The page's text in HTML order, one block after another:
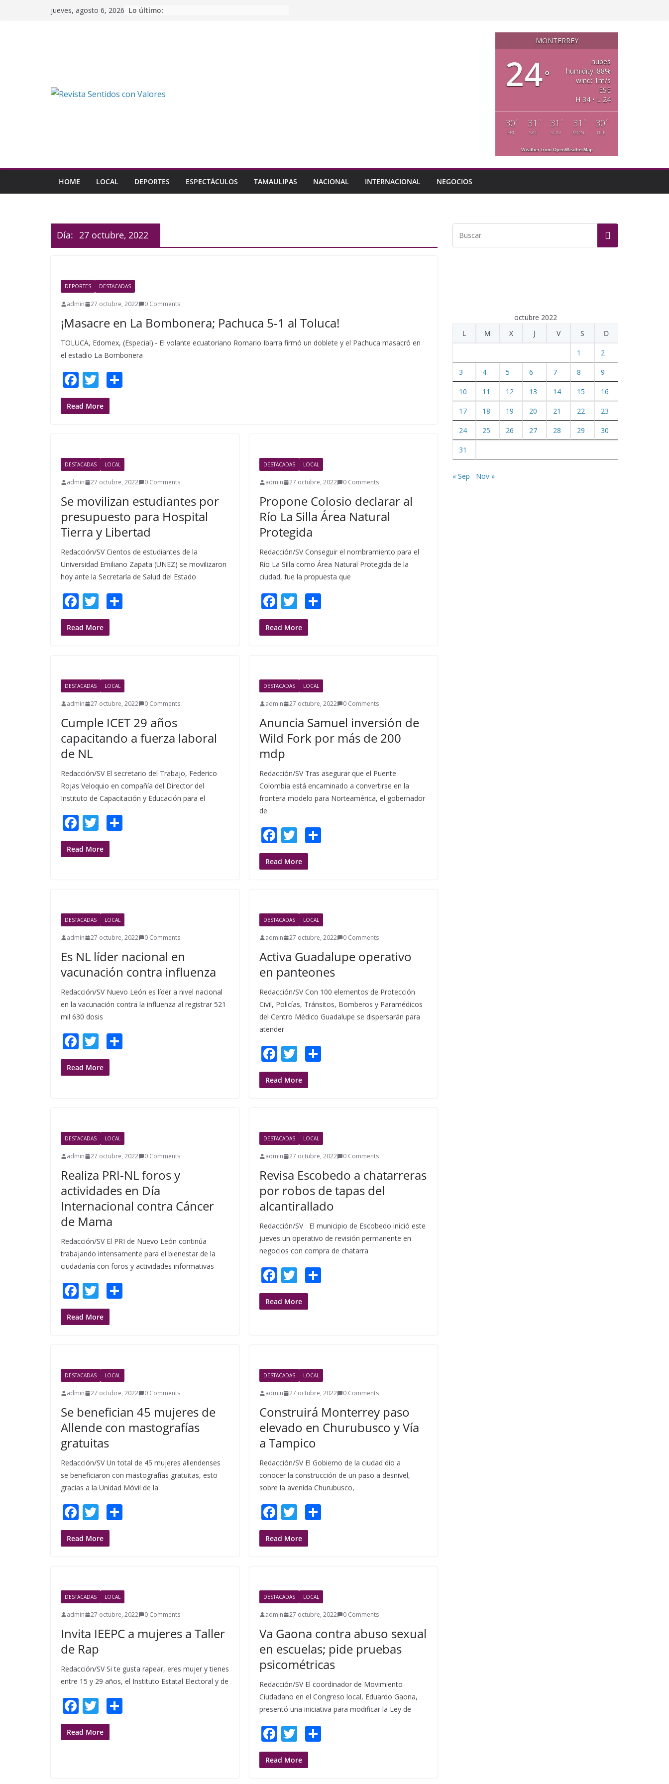
jueves, agosto 6, 2026 Lo último:
MONTERREY
24°
nubes
humidity: 88%
wind: 1m/s
ESE
H 34 • L 24
30°
FRI
31 °
SAT
31 °
SUN
31 °
MON
30°
TUE
Weather from OpenWeatherMap
HOME LOCAL DEPORTES ESPECTÁCULOS TAMAULIPAS NACIONAL INTERNACIONAL NEGOCIOS
Día: 27 octubre, 2022
DEPORTES DESTACADAS
admin 27 octubre, 2022 0 Comments
¡Masacre en La Bombonera; Pachuca 5-1 al Toluca!
TOLUCA, Edomex, (Especial).- El volante ecuatoriano Romario Ibarra firmó un doblete y el Pachuca masacró en
el estadio La Bombonera
F
ac
e
o
k
T
w
itt
Read More
DESTACADAS LOCAL
admin 27 octubre, 2022 0 Comments
Se movilizan estudiantes por
presupuesto para Hospital
Tierra y Libertad
Redacción/SV Cientos de estudiantes de la
Universidad Emiliano Zapata (UNEZ) se movilizaron
hoy ante la Secretaría de Salud del Estado
F
ac
e
o
k
T
w
itt
Read More
DESTACADAS LOCAL
admin 27 octubre, 2022 0 Comments
Propone Colosio declarar al
Río La Silla Área Natural
Protegida
Redacción/SV Conseguir el nombramiento para el
Río La Silla como Área Natural Protegida de la
ciudad, fue la propuesta que
F
ac
e
o
k
T
w
itt
S
Read More
DESTACADAS LOCAL
admin 27 octubre, 2022 0 Comments
Cumple ICET 29 años
capacitando a fuerza laboral
de NL
Redacción/SV El secretario del Trabajo, Federico
Rojas Veloquio en compañía del Director del
Instituto de Capacitación y Educación para el
F
ac
e
k
T
w
itt
Read More
DESTACADAS LOCAL
admin 27 octubre, 2022 0 Comments
Anuncia Samuel inversión de
Wild Fork por más de 200
mdp
Redacción/SV Tras asegurar que el Puente
Colombia está encaminado a convertirse en la
frontera modelo para Norteamérica, el gobernador
de
F
ac
e
o
k
T
w
itt
S
Read More
DESTACADAS LOCAL
admin 27 octubre, 2022 0 Comments
Es NL líder nacional en
vacunación contra influenza
Redacción/SV Nuevo León es líder a nivel nacional
en la vacunación contra la influenza al registrar 521
mil 630 dosis
F
ac
e
k
T
w
itt
Read More
DESTACADAS LOCAL
admin 27 octubre, 2022 0 Comments
Activa Guadalupe operativo
en panteones
Redacción/SV Con 100 elementos de Protección
Civil, Policías, Tránsitos, Bomberos y Paramédicos
del Centro Médico Guadalupe se dispersarán para
atender
F
ac
e
o
k
T
w
itt
S
Read More
DESTACADAS LOCAL
admin 27 octubre, 2022 0 Comments
Realiza PRI-NL foros y
actividades en Día
Internacional contra Cáncer
de Mama
Redacción/SV El PRI de Nuevo León continúa
trabajando intensamente para el bienestar de la
ciudadanía con foros y actividades informativas
F
ac
e
o
k
T
w
itt
Read More
DESTACADAS LOCAL
admin 27 octubre, 2022 0 Comments
Revisa Escobedo a chatarreras
por robos de tapas del
alcantirallado
Redacción/SV El municipio de Escobedo inició este
jueves un operativo de revisión permanente en
negocios con compra de chatarra
F
ac
e
k
T
w
itt
S
Read More
DESTACADAS LOCAL
admin 27 octubre, 2022 0 Comments
Se benefician 45 mujeres de
Allende con mastografías
gratuitas
Redacción/SV Un total de 45 mujeres allendenses
se beneficiaron con mastografías gratuitas, esto
gracias a la Unidad Móvil de la
F
ac
e
o
k
T
w
itt
Read More
DESTACADAS LOCAL
admin 27 octubre, 2022 0 Comments
Construirá Monterrey paso
elevado en Churubusco y Vía
a Tampico
Redacción/SV El Gobierno de la ciudad dio a
conocer la construcción de un paso a desnivel,
sobre la avenida Churubusco,
F
ac
e
o
k
T
w
itt
S
Read More
DESTACADAS LOCAL
admin 27 octubre, 2022 0 Comments
Invita IEEPC a mujeres a Taller
de Rap
Redacción/SV Si te gusta rapear, eres mujer y tienes
entre 15 y 29 años, el Instituto Estatal Electoral y de
F
ac
e
T
w
itt
Read More
DESTACADAS LOCAL
admin 27 octubre, 2022 0 Comments
Va Gaona contra abuso sexual
en escuelas; pide pruebas
psicométricas
Redacción/SV El coordinador de Movimiento
Ciudadano en el Congreso local, Eduardo Gaona,
presentó una iniciativa para modificar la Ley de
F
ac
e
T
w
itt
S
Read More
octubre 2022
L
M X J V S D
1 2
3 4 5 6 7 8 9
10 11 12 13 14 15 16
17 18 19 20 21 22 23
24 25 26 27 28 29 30
31
« Sep Nov »